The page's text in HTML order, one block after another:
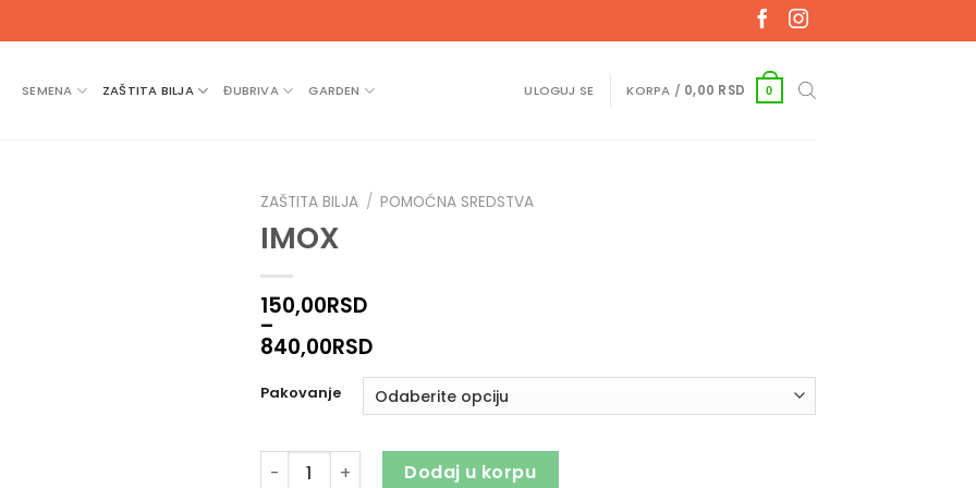
SEMENA ZAŠTITA BILJA ĐUBRIVA GARDEN ULOGUJ SE KORPA / 0,00 RSD 0
ZAŠTITA BILJA / POMOĆNA SREDSTVA
IMOX
150,00RSD
–
840,00RSD
Pakovanje
IMOX količina Dodaj u korpu